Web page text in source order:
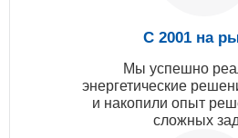
С 2001 на
Мы успешно
энергетические
и накопили опыт
сложных